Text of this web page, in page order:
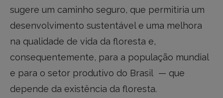
sugere um caminho seguro, que permitiria um
desenvolvimento sustentável e uma melhora
na qualidade de vida da floresta e,
consequentemente, para a população mundial
e para o setor produtivo do Brasil — que
depende da existência da floresta.